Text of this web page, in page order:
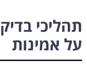
תהליכי
על אמינות